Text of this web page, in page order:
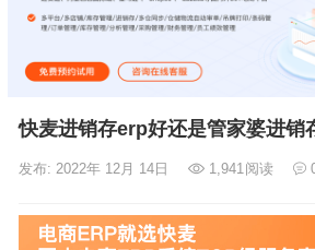
快麦进销存erp好还是管家婆进销
发布: 2022年 12月 14日 1,941 阅读